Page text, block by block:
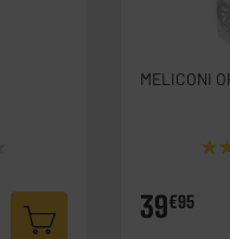
MELICONI
39€95